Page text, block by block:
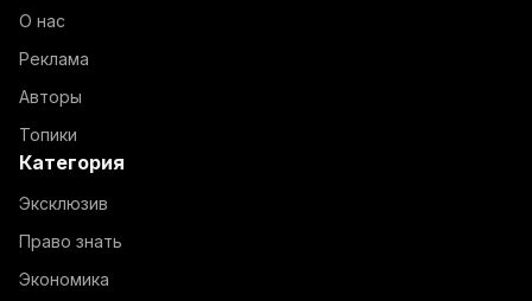
О нас
Реклама
Авторы
Топики
Категория
Эксклюзив
Право знать
Экономика